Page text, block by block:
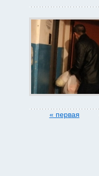
« первая